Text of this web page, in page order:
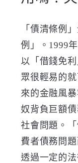
「債清條例
例」。1999
以「借錢免
眾很輕易的
來的金融風
奴背負巨額
社會問題。
費者債務問
透過一定的